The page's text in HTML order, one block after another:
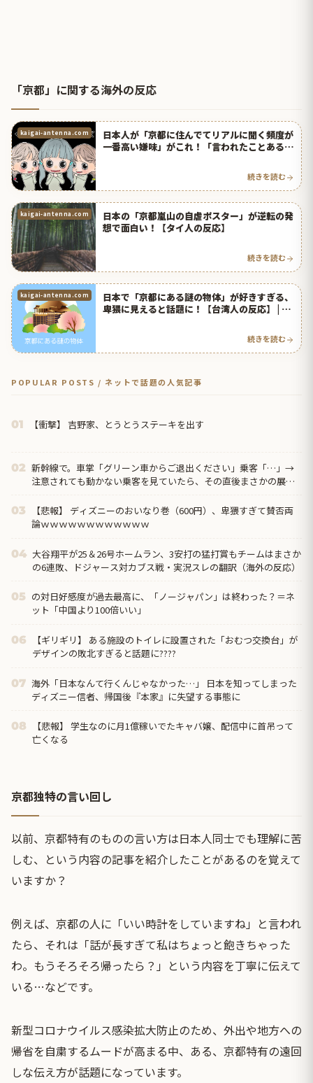
「京都」に関する海外の反応
kaigai-antenna.com
日本人が「京都に住んでてリアルに聞く頻度が
一番高い嫌味」がこれ！「言われたことある」
続きを読む
kaigai-antenna.com
日本の「京都嵐山の自虐ポスター」が逆転の発
想で面白い！【タイ人の反応】
続きを読む
kaigai-antenna.com
日本で「京都にある謎の物体」が好きすぎる、
卑猥に見えると話題に！【台湾人の反応】 | 海
続きを読む
POPULAR POSTS / ネットで話題の人気記事
01 【衝撃】 吉野家、とうとうステーキを出す
02 新幹線で。車掌「グリーン車からご退出ください」乗客「…」→
注意されても動かない乗客を見ていたら、その直後まさかの展開
03
【悲報】 ディズニーのおいなり巻（600円）、卑猥すぎて賛否両
論ｗｗｗｗｗｗｗｗｗｗｗｗ
04 大谷翔平が25＆26号ホームラン、3安打の猛打賞もチームはまさか
の6連敗、ドジャース対カブス戦・実況スレの翻訳（海外の反応）
05 の対日好感度が過去最高に、「ノージャパン」は終わった？＝ネ
ット「中国より100倍いい」
06
【ギリギリ】 ある施設のトイレに設置された「おむつ交換台」が
デザインの敗北すぎると話題に????
07 海外「日本なんて行くんじゃなかった…」 日本を知ってしまった
ディズニー信者、帰国後『本家』に失望する事態に
08
【悲報】 学生なのに月1億稼いでたキャバ嬢、配信中に首吊って
亡くなる
京都独特の言い回し
以前、京都特有のものの言い方は日本人同士でも理解に苦
しむ、という内容の記事を紹介したことがあるのを覚えて
いますか？
例えば、京都の人に「いい時計をしていますね」と言われ
たら、それは「話が長すぎて私はちょっと飽きちゃった
わ。もうそろそろ帰ったら？」という内容を丁寧に伝えて
いる…などです。
新型コロナウイルス感染拡大防止のため、外出や地方への
帰省を自粛するムードが高まる中、ある、京都特有の遠回
しな伝え方が話題になっています。